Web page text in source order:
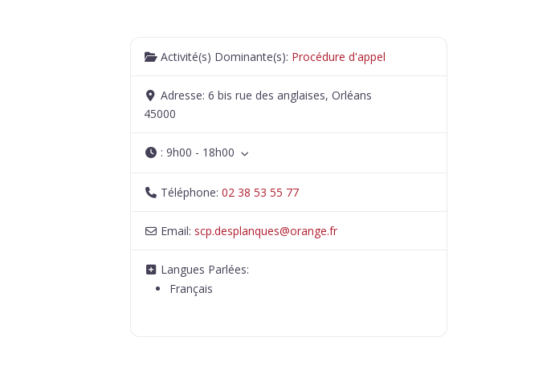
Activité(s) Dominante(s): Procédure d'appel
Adresse:6 bis rue des anglaises, Orléans
45000
:9h00 - 18h00
Téléphone:02 38 53 55 77
Email: scp.desplanques@orange.fr
Langues Parlées:
Français